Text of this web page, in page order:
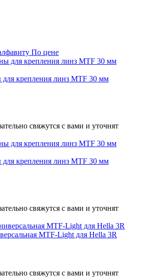
По цене
крепления линз MTF 30 мм
свяжутся с вами и уточнят
крепления линз MTF 30 мм
свяжутся с вами и уточнят
MTF-Light для Hella 3R
свяжутся с вами и уточнят